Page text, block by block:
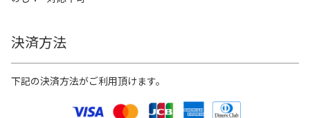
決済方法
下記の決済方法がご利用頂けます。